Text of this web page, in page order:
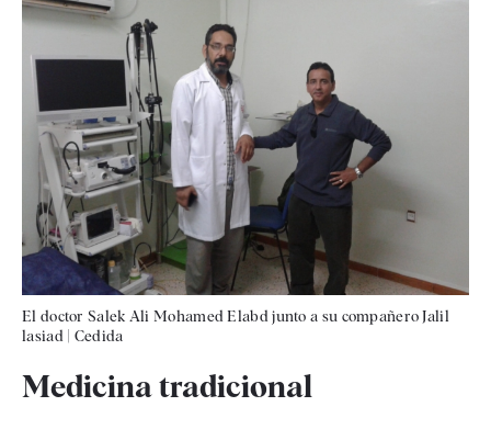
El doctor Salek Ali Mohamed Elabd junto a su compañero Jalil
lasiad
Cedida
Medicina tradicional